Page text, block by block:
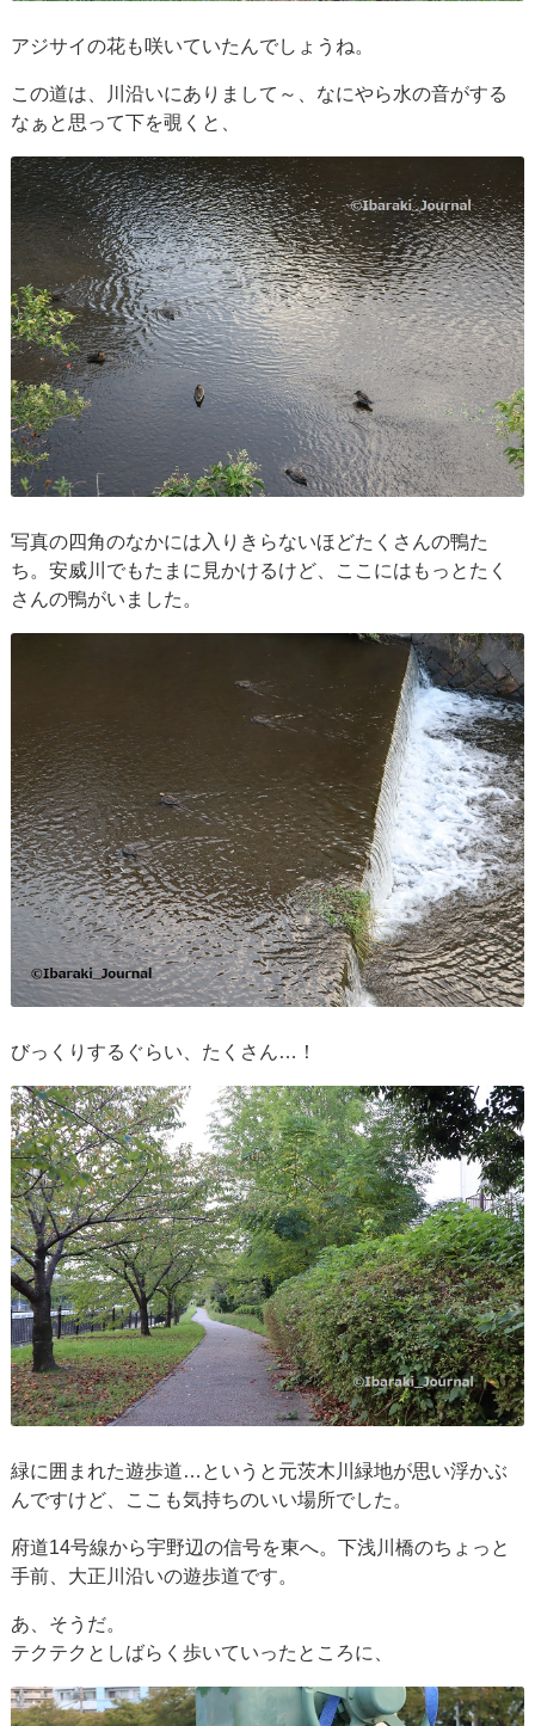
アジサイの花も咲いていたんでしょうね。
この道は、川沿いにありまして～、なにやら水の音がする
なぁと思って下を覗くと、
写真の四角のなかには入りきらないほどたくさんの鴨た
ち。安威川でもたまに見かけるけど、ここにはもっとたく
さんの鴨がいました。
びっくりするぐらい、たくさん…！
緑に囲まれた遊歩道…というと元茨木川緑地が思い浮かぶ
んですけど、ここも気持ちのいい場所でした。
府道14号線から宇野辺の信号を東へ。下浅川橋のちょっと
手前、大正川沿いの遊歩道です。
あ、そうだ。
テクテクとしばらく歩いていったところに、